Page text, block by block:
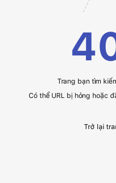
Trang bạn tìm
Có thể URL bị hỏng hoặc
Trở lại